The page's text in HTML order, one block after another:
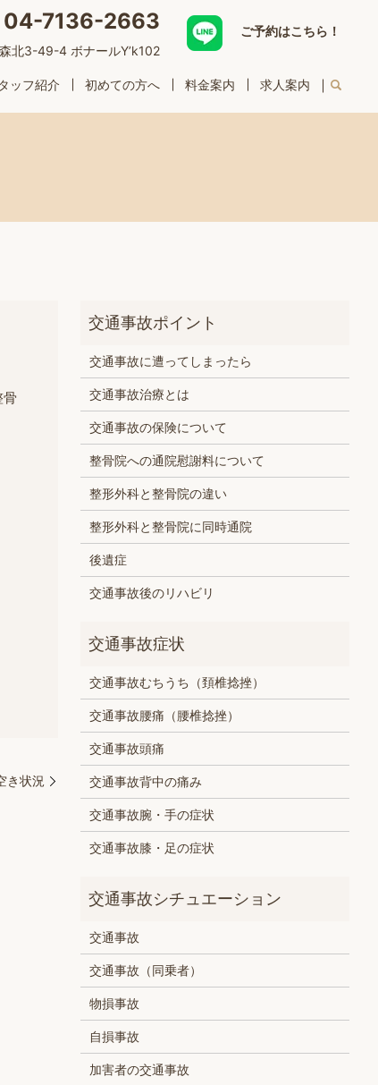
04-7136-2663
北3-49-4 ボナールY’k102
ご予約はこちら！
ッフ紹介 初めての方へ 料金案内 求人案内
骨
き状況
交通事故に遭ってしまったら
交通事故治療とは
交通事故の保険について
整骨院への通院慰謝料について
整形外科と整骨院の違い
整形外科と整骨院に同時通院
後遺症
交通事故後のリハビリ
交通事故むちうち（頚椎捻挫）
交通事故腰痛（腰椎捻挫）
交通事故頭痛
交通事故背中の痛み
交通事故腕・手の症状
交通事故膝・足の症状
交通事故
交通事故（同乗者）
物損事故
自損事故
加害者の交通事故